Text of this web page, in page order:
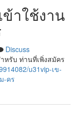
ข้าใช้งาน
Discuss
หรับ ท่านที่เพิ่งสมัคร
u31vip-เข-
-คร